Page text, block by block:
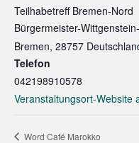
Teilhabetreff Bremen-Nord
Bürgermeister-
Bremen, 28757
Telefon
042198910578
Veranstaltungsort-Website
Word Café Marokko